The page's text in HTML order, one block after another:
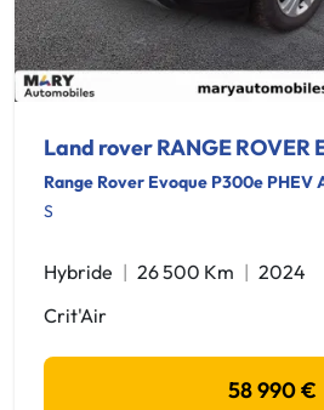
Land rover RANGE ROVER
Range Rover Evoque P300e PHEV
S
Hybride 26 500 Km
2024
Crit'Air
58 990 €